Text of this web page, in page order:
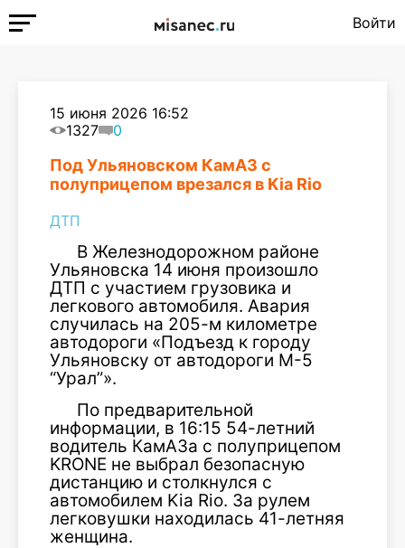
Войти
15 июня 2026 16:52
1327
0
Под Ульяновском КамАЗ с
полуприцепом врезался в Kia Rio
ДТП
В Железнодорожном районе
Ульяновска 14 июня произошло
ДТП с участием грузовика и
легкового автомобиля. Авария
случилась на 205-м километре
автодороги «Подъезд к городу
Ульяновску от автодороги М-5
“Урал”».
По предварительной
информации, в 16:15 54-летний
водитель КамАЗа с полуприцепом
KRONE не выбрал безопасную
дистанцию и столкнулся с
автомобилем Kia Rio. За рулем
легковушки находилась 41-летняя
женщина.